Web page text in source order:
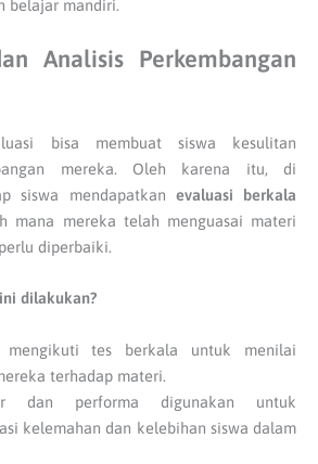
belajar mandiri.
Analisis Perkembangan
bisa membuat siswa kesulitan
mereka. Oleh karena itu, di
siswa mendapatkan evaluasi berkala
mana mereka telah menguasai materi
diperbaiki.
dilakukan?
mengikuti tes berkala untuk menilai
terhadap materi.
dan performa digunakan untuk
kelemahan dan kelebihan siswa dalam